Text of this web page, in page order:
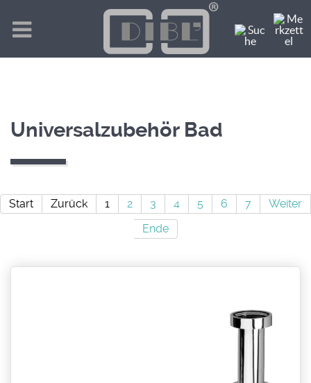
Universalzubehör Bad
Start Zurück 1 2 3 4 5 6 7
Weiter
Ende